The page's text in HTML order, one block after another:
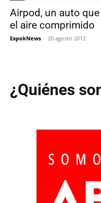
Airpod, un auto
el aire comprimido
ExpokNews - 20 agosto 2012
¿Quiénes